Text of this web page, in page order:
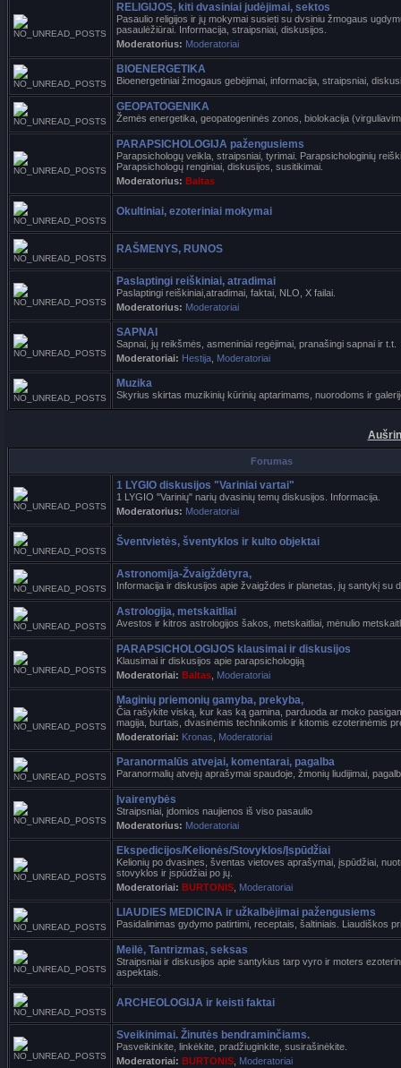
RELIGIJOS, kiti dvasiniai judėjimai, sektos
Pasaulio religijos ir jų mokymai susieti su dvsiniu žmogaus
pasaulėžiūrai. Informacija, straipsniai, diskusijos.
Moderatorius: Moderatoriai
BIOENERGETIKA
Bioenergetiniai žmogaus gebėjimai, informacija, straipsniai,
GEOPATOGENIKA
Žemės energetika, geopatogeninės zonos, biolokacija
PARAPSICHOLOGIJA pažengusiems
Parapsichologų veikla, straipsniai, tyrimai. Parapsichologinių
Parapsichologų renginiai, diskusijos, susitikimai.
Moderatorius: Baltas
Okultiniai, ezoteriniai mokymai
RAŠMENYS, RUNOS
Paslaptingi reiškiniai, atradimai
Paslaptingi reiškiniai,atradimai, faktai, NLO, X failai.
Moderatorius: Moderatoriai
SAPNAI
Sapnai, jų reikšmės, asmeniniai regėjimai, pranašingi sapnai ir t.t.
Moderatoriai: Hestija Moderatoriai
Muzika
Skyrius skirtas muzikinių kūrinių aptarimams, nuorodoms ir
Forumas
1 LYGIO diskusijos "Variniai vartai"
1 LYGIO "Varinių" narių dvasinių temų diskusijos. Informacija.
Moderatorius: Moderatoriai
Šventvietės, šventyklos ir kulto objektai
Astronomija-Žvaigždėtyra,
Informacija ir diskusijos apie žvaigždes ir planetas, jų santykį su
Astrologija, metskaitliai
Avestos ir kitros astrologijos šakos, metskaitliai, mėnulio
PARAPSICHOLOGIJOS klausimai ir diskusijos
Klausimai ir diskusijos apie parapsichologiją
Moderatoriai: Baltas Moderatoriai
Maginių priemonių gamyba, prekyba,
Čia rašykite viską, kur kas ką gamina, parduoda ar moko
magija, burtais, dvasinėmis technikomis ir kitomis ezoterinėmis
Moderatoriai: Kronas Moderatoriai
Paranormalūs atvejai, komentarai, pagalba
Paranormalių atvejų aprašymai spaudoje, žmonių liudijimai,
Įvairenybės
Straipsniai, įdomios naujienos iš viso pasaulio
Moderatorius: Moderatoriai
Ekspedicijos/Kelionės/Stovyklos/Įspūdžiai
Kelionių po dvasines, šventas vietoves aprašymai, įspūdžiai,
stovyklos ir įspūdžiai po jų.
Moderatoriai: BURTONIS Moderatoriai
LIAUDIES MEDICINA ir užkalbėjimai pažengusiems
Pasidalinimas gydymo patirtimi, receptais, šaltiniais. Liaudiškos
Meilė, Tantrizmas, seksas
Straipsniai ir diskusijos apie santykius tarp vyro ir moters
aspektais.
ARCHEOLOGIJA ir keisti faktai
Sveikinimai. Žinutės bendraminčiams.
Pasveikinkite, linkėkite, pradžiuginkite, susirašinėkite.
Moderatoriai: BURTONIS Moderatoriai